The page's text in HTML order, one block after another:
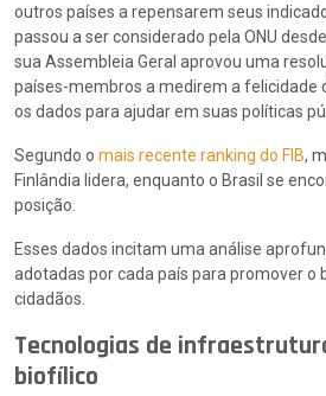
outros países a repensarem seus
passou a ser considerado pela ONU
sua Assembleia Geral aprovou uma
países-membros a medirem a felicidade
os dados para ajudar em suas políticas
Segundo o mais recente ranking do FIB,
Finlândia lidera, enquanto o Brasil se
posição.
Esses dados incitam uma análise
adotadas por cada país para promover o
cidadãos.
Tecnologias de
biofílico